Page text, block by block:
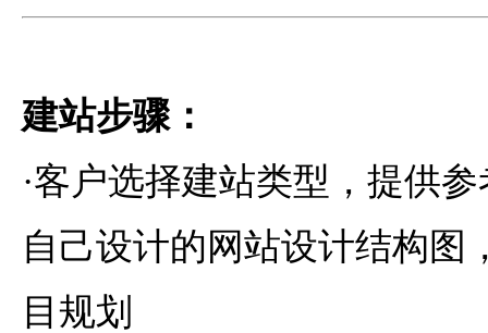
建站步骤：
·客户选择建站类型，提供
自己设计的网站设计结构图
目规划